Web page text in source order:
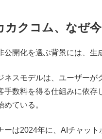
カクコム、なぜ
開化を選ぶ背景には、生
スモデルは、ユーザーが
手数料を得る仕組みに依
ている。
は2024年に、AIチャッ